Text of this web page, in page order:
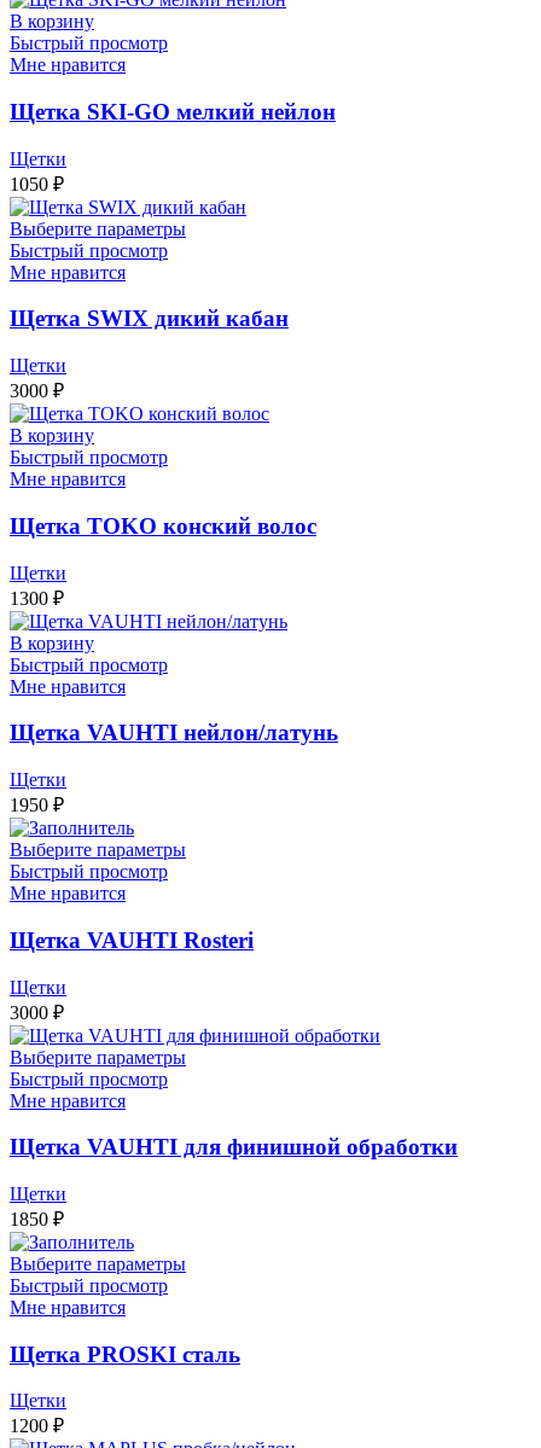
В корзину
Быстрый просмотр
Мне нравится
Щетка SKI-GO мелкий нейлон
Щетки
1050 ₽
Выберите параметры
Быстрый просмотр
Мне нравится
Щетка SWIX дикий кабан
Щетки
3000 ₽
В корзину
Быстрый просмотр
Мне нравится
Щетка TOKO конский волос
Щетки
1300 ₽
В корзину
Быстрый просмотр
Мне нравится
Щетка VAUHTI нейлон/латунь
Щетки
1950 ₽
Выберите параметры
Быстрый просмотр
Мне нравится
Щетка VAUHTI Rosteri
Щетки
3000 ₽
Выберите параметры
Быстрый просмотр
Мне нравится
Щетка VAUHTI для финишной обработки
Щетки
1850 ₽
Выберите параметры
Быстрый просмотр
Мне нравится
Щетка PROSKI сталь
Щетки
1200 ₽